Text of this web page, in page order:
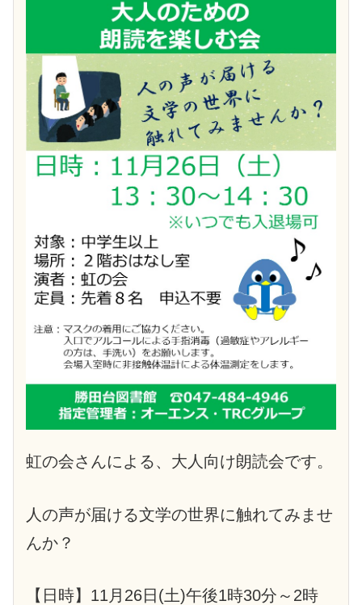
虹の会さんによる、大人向け朗読会です。
人の声が届ける文学の世界に触れてみませ
んか？
【日時】11月26日(土)午後1時30分～2時